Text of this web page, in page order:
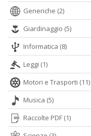
Generiche (2)
Giardinaggio (5)
Informatica (8)
Leggi (1)
Motori e Trasporti (11)
Musica (5)
Raccolte PDF (1)